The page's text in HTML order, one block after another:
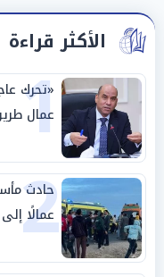
الأكثر قراءة
1
«تحرك
عمال
2
حادث
عمالًا إلى 14 شخصًا